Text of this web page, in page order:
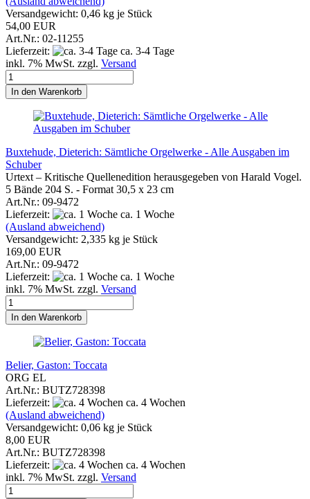
Versandgewicht: 0,46 kg je Stück
54,00 EUR
Art.Nr.: 02-11255
Lieferzeit:
ca. 3-4 Tage
inkl. 7% MwSt. zzgl. Versand
In den Warenkorb
Buxtehude, Dieterich: Sämtliche Orgelwerke - Alle Ausgaben im
Schuber
Urtext – Kritische Quellenedition herausgegeben von Harald Vogel.
5 Bände 204 S. - Format 30,5 x 23 cm
Art.Nr.: 09-9472
Lieferzeit:
ca. 1 Woche
(Ausland abweichend)
Versandgewicht: 2,335 kg je Stück
169,00 EUR
Art.Nr.: 09-9472
Lieferzeit:
ca. 1 Woche
inkl. 7% MwSt. zzgl. Versand
In den Warenkorb
Belier, Gaston: Toccata
ORG EL
Art.Nr.: BUTZ728398
Lieferzeit:
ca. 4 Wochen
(Ausland abweichend)
Versandgewicht: 0,06 kg je Stück
8,00 EUR
Art.Nr.: BUTZ728398
Lieferzeit:
ca. 4 Wochen
inkl. 7% MwSt. zzgl. Versand